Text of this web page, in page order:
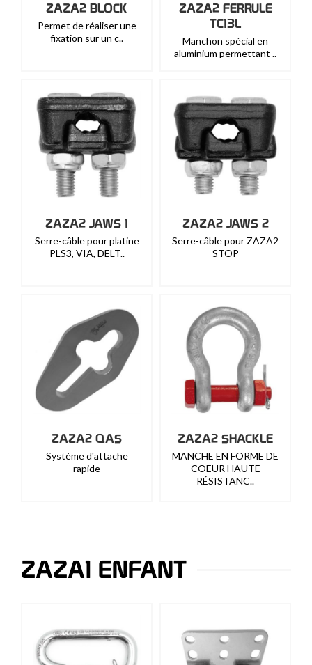
ZAZA2 BLOCK
Permet de réaliser une
fixation sur un c..
ZAZA2 FERRULE
TC13L
Manchon spécial en
aluminium permettant ..
ZAZA2 JAWS 1
Serre-câble pour platine
PLS3, VIA, DELT..
ZAZA2 JAWS 2
Serre-câble pour ZAZA2
STOP
ZAZA2 QAS
Système d'attache
rapide
ZAZA2 SHACKLE
MANCHE EN FORME DE
COEUR HAUTE
RÉSISTANC..
ZAZA1 ENFANT